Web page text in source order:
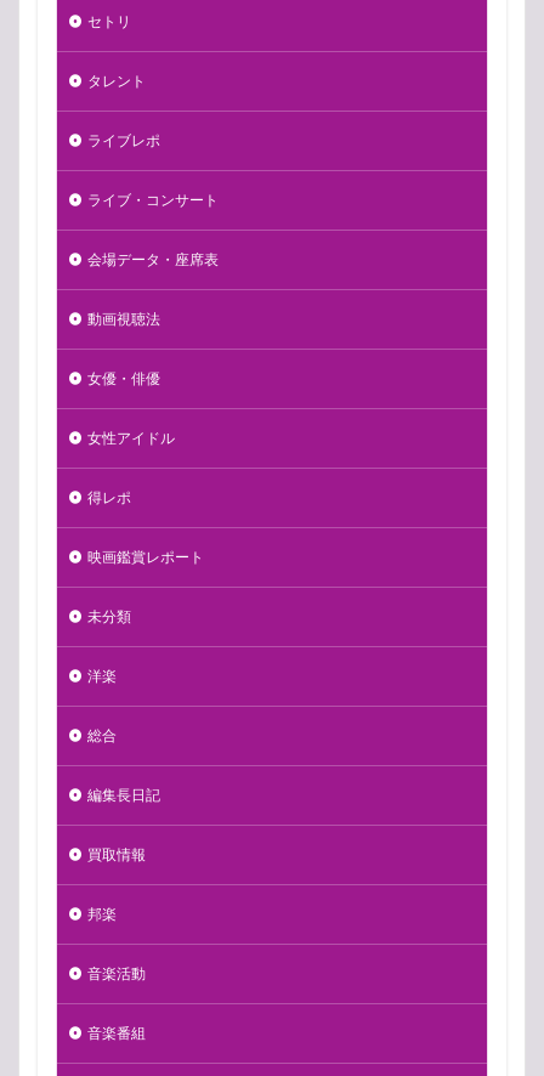
セトリ
タレント
ライブレポ
ライブ・コンサート
会場データ・座席表
動画視聴法
女優・俳優
女性アイドル
得レポ
映画鑑賞レポート
未分類
洋楽
総合
編集長日記
買取情報
邦楽
音楽活動
音楽番組